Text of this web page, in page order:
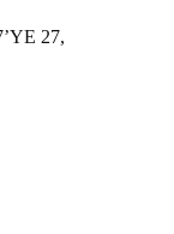
27,